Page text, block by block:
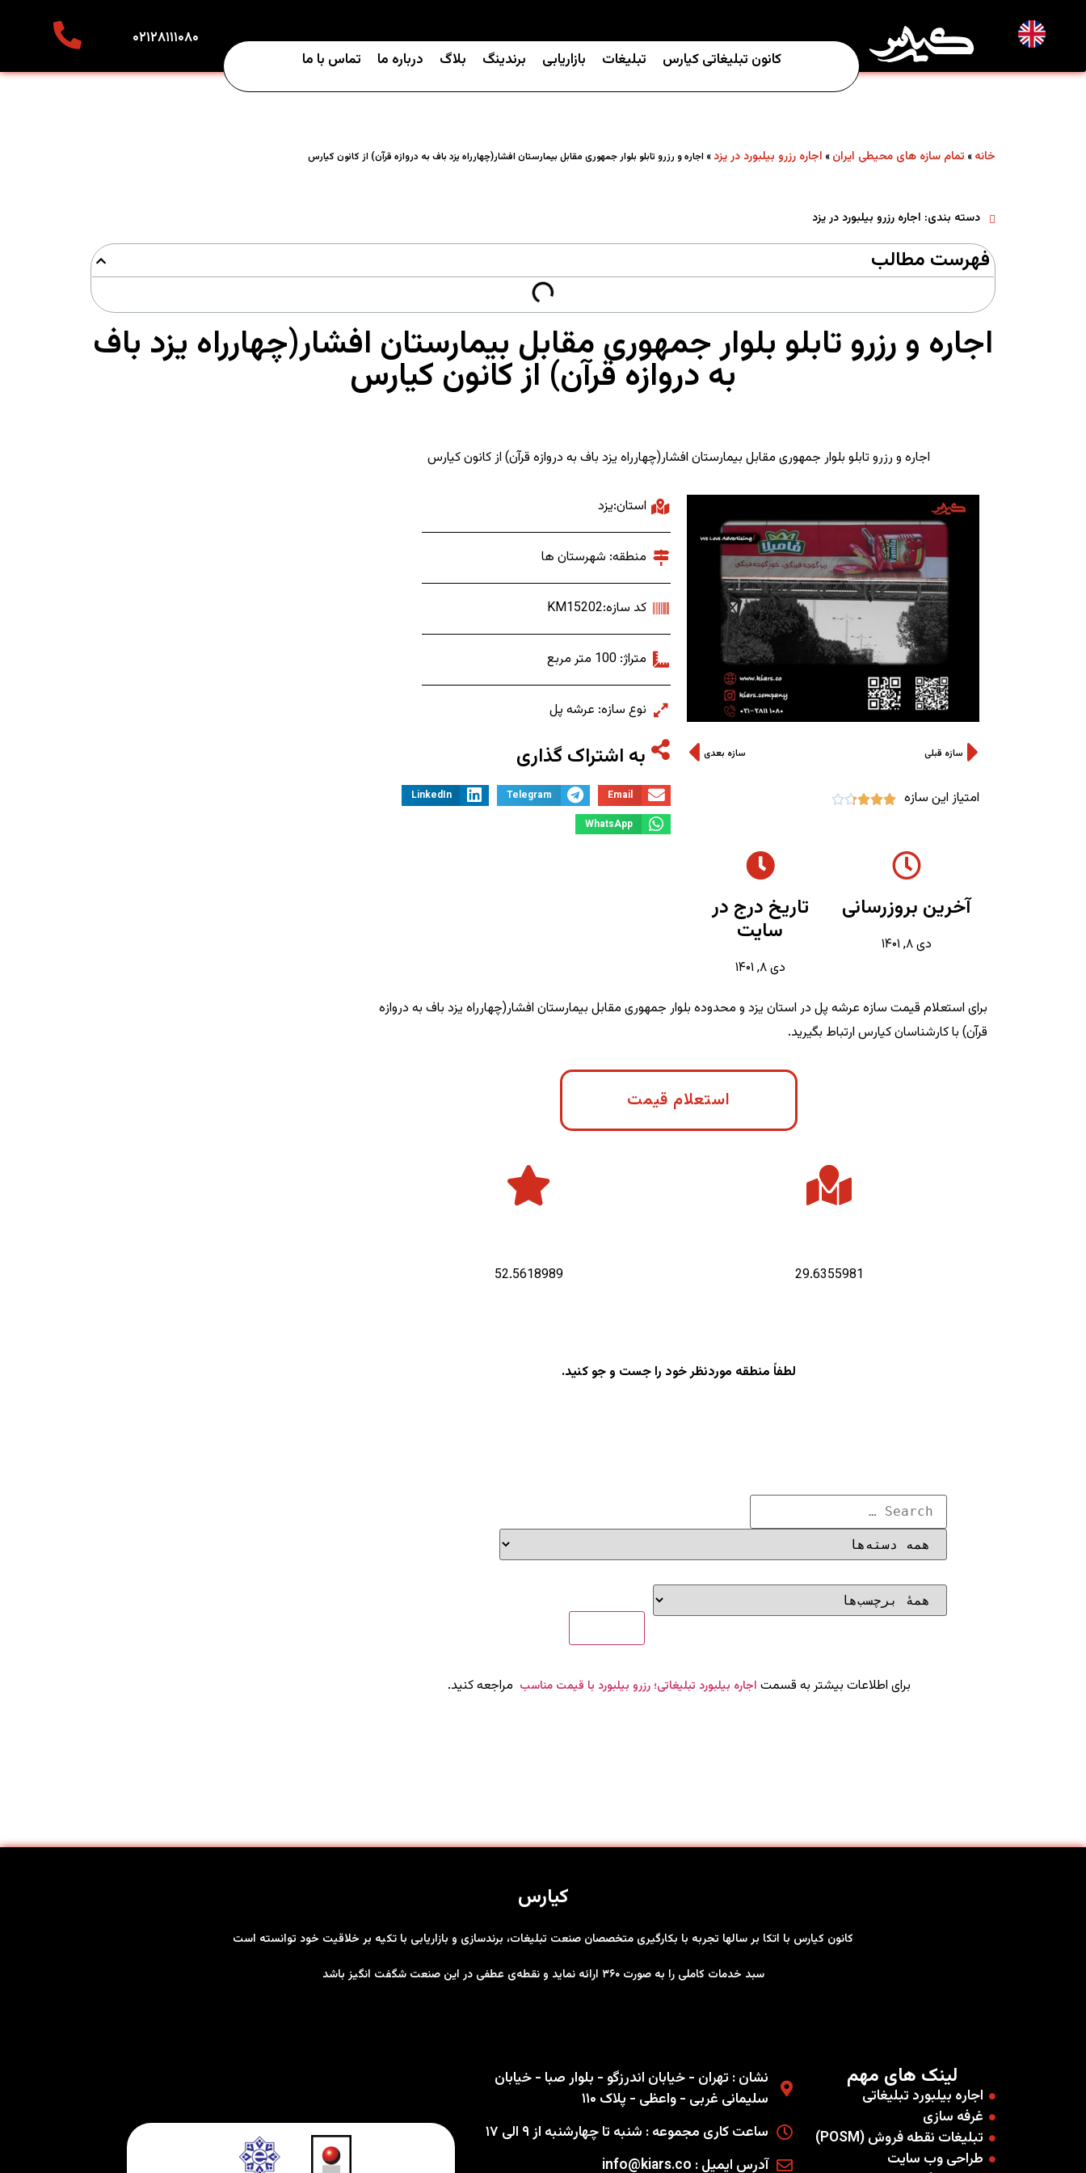
کانون تبلیغاتی کیارس تبلیغات بازاریابی برندینگ بلاگ درباره ما تماس با ما
۰۲۱۲۸۱۱۱۰۸۰
خانه » تمام سازه های محیطی ایران » اجاره رزرو بیلبورد در یزد » اجاره و رزرو تابلو بلوار جمهوری مقابل بیمارستان افشار(چهارراه یزد باف به دروازه قرآن) از کانون کیارس
دسته بندی: اجاره رزرو بیلبورد در یزد
فهرست مطالب
اجاره و رزرو تابلو بلوار جمهوری مقابل بیمارستان افشار(چهارراه یزد باف
به دروازه قرآن) از کانون کیارس
اجاره و رزرو تابلو بلوار جمهوری مقابل بیمارستان افشار(چهارراه یزد باف به دروازه قرآن) از کانون کیارس
سازه قبلی سازه بعدی
امتیاز این سازه 




آخرین بروزرسانی
دی ۸, ۱۴۰۱
تاریخ درج در
سایت
دی ۸, ۱۴۰۱
استان:یزد
منطقه: شهرستان ها
کد سازه:KM15202
متراژ: 100 متر مربع
نوع سازه: عرشه پل
به اشتراک گذاری
Email
Telegram
LinkedIn
WhatsApp
برای استعلام قیمت سازه عرشه پل در استان یزد و محدوده بلوار جمهوری مقابل بیمارستان افشار(چهارراه یزد باف به دروازه
قرآن) با کارشناسان کیارس ارتباط بگیرید.
استعلام قیمت
29.6355981
52.5618989
لطفاً منطقه موردنظر خود را جست و جو کنید.
برای اطلاعات بیشتر به قسمت اجاره بیلبورد تبلیغاتی؛ رزرو بیلبورد با قیمت مناسب مراجعه کنید.
کیارس
کانون کیارس با اتکا بر سالها تجربه با بکارگیری متخصصان صنعت تبلیغات، برندسازی و بازاریابی با تکیه بر خلاقیت خود توانسته است
سبد خدمات کاملی را به صورت ۳۶۰ ارائه نماید و نقطه‌ی عطفی در این صنعت شگفت انگیز باشد
لینک های مهم
اجاره بیلبورد تبلیغاتی
غرفه سازی
تبلیغات نقطه فروش (POSM)
طراحی وب سایت
نشان : تهران - خیابان اندرزگو - بلوار صبا - خیابان
سلیمانی غربی - واعظی - پلاک ۱۱۰
ساعت کاری مجموعه : شنبه تا چهارشنبه از ۹ الی ۱۷
آدرس ایمیل : info@kiars.co